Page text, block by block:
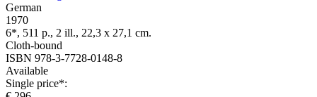
German
1970
6*, 511 p., 2 ill., 22,3 x 27,1 cm.
Cloth-bound
ISBN 978-3-7728-0148-8
Available
Single price*: